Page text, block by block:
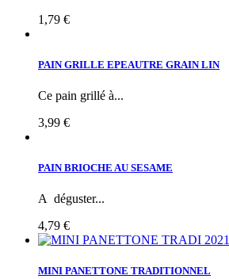
1,79 €
PAIN GRILLE EPEAUTRE GRAIN LIN
Ce pain grillé à...
3,99 €
PAIN BRIOCHE AU SESAME
A déguster...
4,79 €
MINI PANETTONE TRADITIONNEL